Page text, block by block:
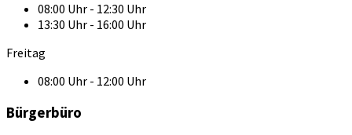
08:00 Uhr - 12:30 Uhr
13:30 Uhr - 16:00 Uhr
Freitag
08:00 Uhr - 12:00 Uhr
Bürgerbüro